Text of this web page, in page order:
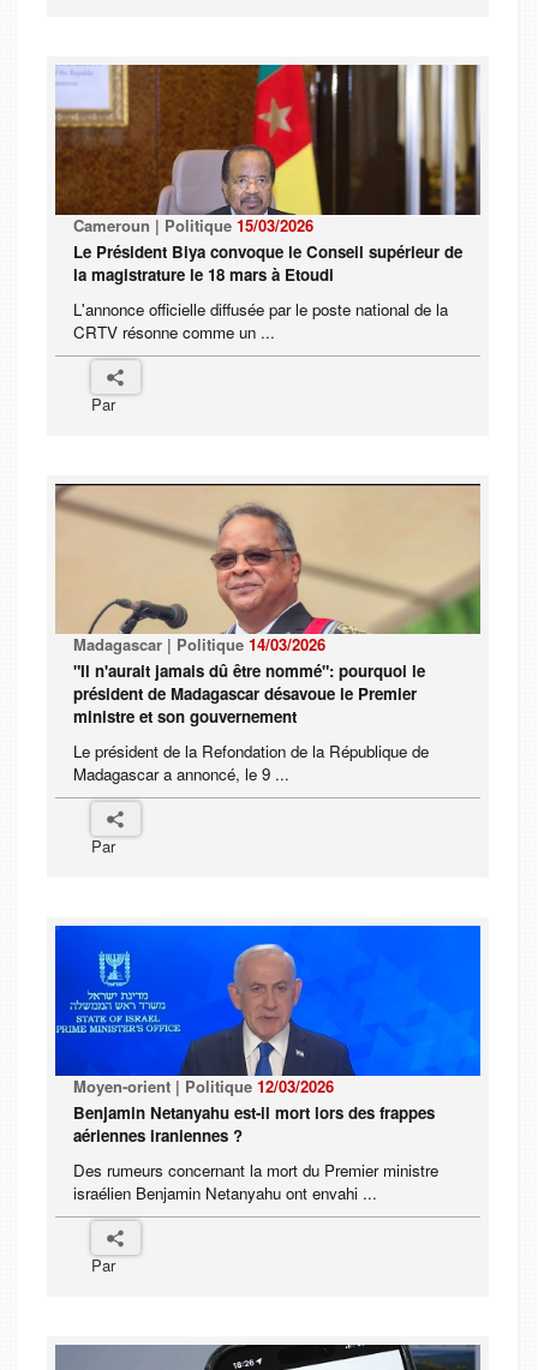
Cameroun | Politique 15/03/2026
Le Président Biya convoque le Conseil supérieur de
la magistrature le 18 mars à Etoudi
L'annonce officielle diffusée par le poste national de la
CRTV résonne comme un ...
Par
Madagascar | Politique 14/03/2026
"Il n'aurait jamais dû être nommé": pourquoi le
président de Madagascar désavoue le Premier
ministre et son gouvernement
Le président de la Refondation de la République de
Madagascar a annoncé, le 9 ...
Par
Moyen-orient | Politique 12/03/2026
Benjamin Netanyahu est-il mort lors des frappes
aériennes iraniennes ?
Des rumeurs concernant la mort du Premier ministre
israélien Benjamin Netanyahu ont envahi ...
Par